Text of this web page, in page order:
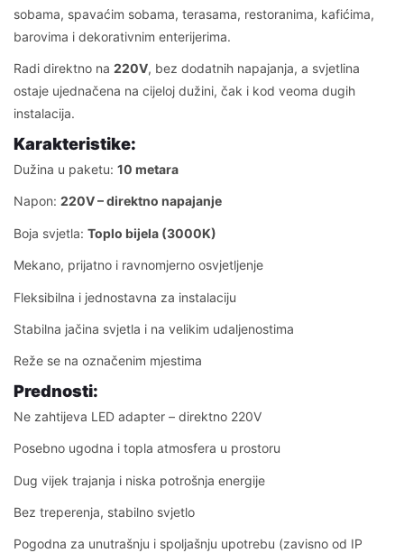
sobama, spavaćim sobama, terasama, restoranima, kafićima,
barovima i dekorativnim enterijerima.
Radi direktno na 220V, bez dodatnih napajanja, a svjetlina
ostaje ujednačena na cijeloj dužini, čak i kod veoma dugih
instalacija.
Karakteristike:
Dužina u paketu: 10 metara
Napon: 220V – direktno napajanje
Boja svjetla: Toplo bijela (3000K)
Mekano, prijatno i ravnomjerno osvjetljenje
Fleksibilna i jednostavna za instalaciju
Stabilna jačina svjetla i na velikim udaljenostima
Reže se na označenim mjestima
Prednosti:
Ne zahtijeva LED adapter – direktno 220V
Posebno ugodna i topla atmosfera u prostoru
Dug vijek trajanja i niska potrošnja energije
Bez treperenja, stabilno svjetlo
Pogodna za unutrašnju i spoljašnju upotrebu (zavisno od IP